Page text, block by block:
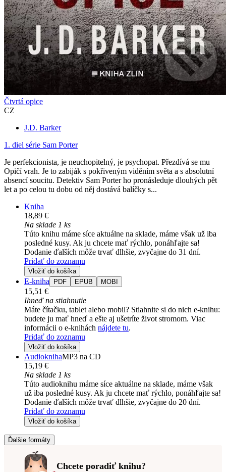
Čtvrtá opice
CZ
J.D. Barker
1. diel série Sam Porter
Je perfekcionista, je neuchopitelný, je psychopat. Přezdívá se mu
Opičí vrah. Je to zabiják s pokřiveným viděním světa a s absolutní
absencí soucitu. Detektiv Sam Porter ho pronásleduje dlouhých pět
let a po celou tu dobu od něj dostává balíčky s...
Kniha
18,89 €
Na sklade 1 ks
Túto knihu máme síce aktuálne na sklade, máme však už iba
posledné kusy. Ak ju chcete mať rýchlo, ponáhľajte sa!
Dodanie ďalších môže trvať dlhšie, zvyčajne do 31 dní.
Pridať do zoznamu
Vložiť do košíka
E-kniha PDF EPUB MOBI
15,51 €
Ihneď na stiahnutie
Máte čítačku, tablet alebo mobil? Stiahnite si do nich e-knihu:
budete ju mať hneď a ešte aj ušetríte život stromom. Viac
informácii o e-knihách nájdete tu.
Pridať do zoznamu
Vložiť do košíka
AudioknihaMP3 na CD
15,19 €
Na sklade 1 ks
Túto audioknihu máme síce aktuálne na sklade, máme však
už iba posledné kusy. Ak ju chcete mať rýchlo, ponáhľajte sa!
Dodanie ďalších môže trvať dlhšie, zvyčajne do 20 dní.
Pridať do zoznamu
Vložiť do košíka
Ďalšie formáty
Chcete poradiť knihu?